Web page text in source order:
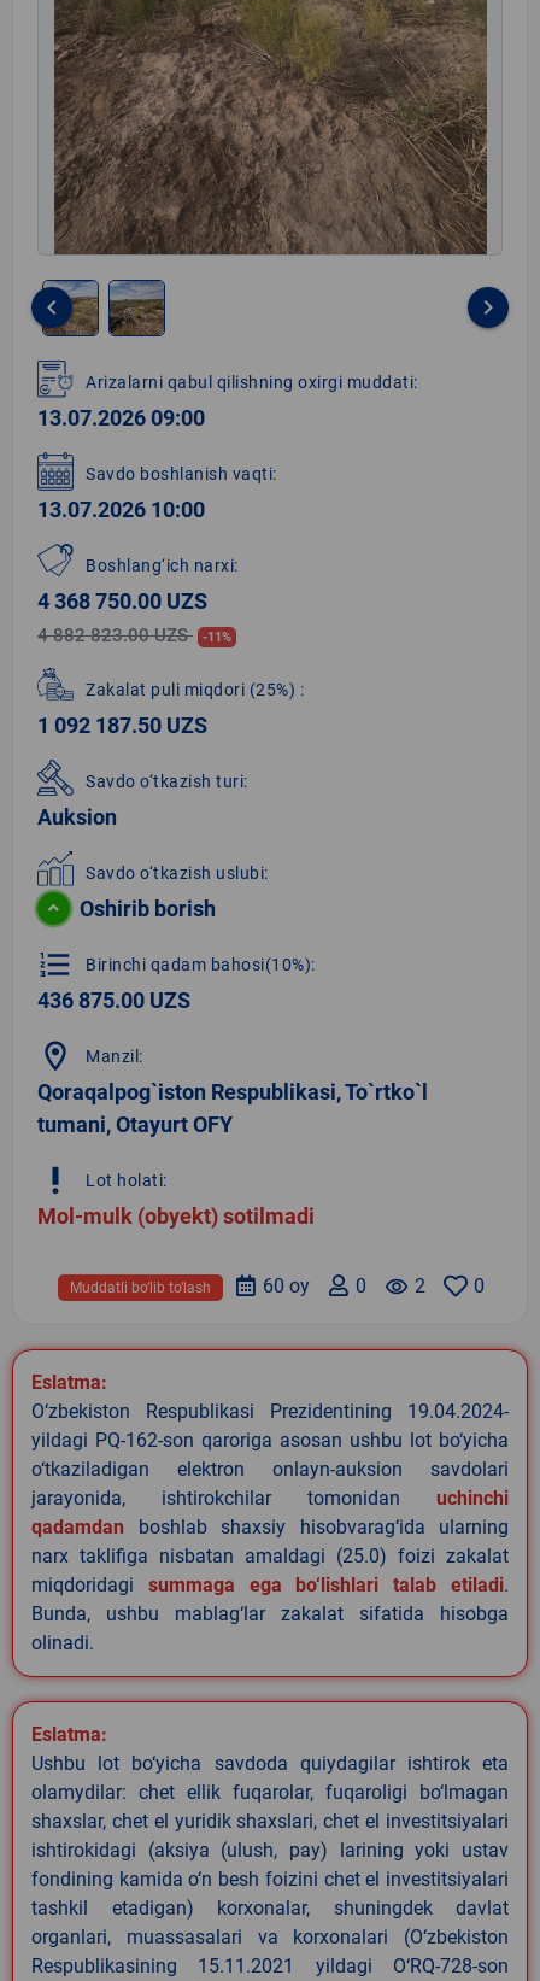
1
of
2
keyboard_arrow_left keyboard_arrow_right
Arizalarni qabul qilishning oxirgi muddati:
13.07.2026 09:00
Savdo boshlanish vaqti:
13.07.2026 10:00
Boshlang‘ich narxi:
4 368 750.00 UZS
4 882 823.00 UZS -11%
Zakalat puli miqdori (25%) :
1 092 187.50 UZS
Savdo o‘tkazish turi:
Auksion
Savdo o‘tkazish uslubi:
Oshirib borish
format_list_numbered Birinchi qadam bahosi(10%):
436 875.00 UZS
location_on Manzil:
Qoraqalpog`iston Respublikasi, To`rtko`l
tumani, Otayurt OFY
priority_high Lot holati:
Mol-mulk (obyekt) sotilmadi
0
remove_red_eye 2
0
60 oy
Muddatli bo‘lib to‘lash
Eslatma:
O‘zbekiston Respublikasi Prezidentining 19.04.2024-
yildagi PQ-162-son qaroriga asosan ushbu lot bo‘yicha
o‘tkaziladigan elektron onlayn-auksion savdolari
jarayonida, ishtirokchilar tomonidan uchinchi
qadamdan boshlab shaxsiy hisobvarag‘ida ularning
narx taklifiga nisbatan amaldagi (25.0) foizi zakalat
miqdoridagi summaga ega bo‘lishlari talab etiladi.
Bunda, ushbu mablag‘lar zakalat sifatida hisobga
olinadi.
Eslatma:
Ushbu lot bo‘yicha savdoda quiydagilar ishtirok eta
olamydilar: chet ellik fuqarolar, fuqaroligi bo‘lmagan
shaxslar, chet el yuridik shaxslari, chet el investitsiyalari
ishtirokidagi (aksiya (ulush, pay) larining yoki ustav
fondining kamida o‘n besh foizini chet el investitsiyalari
tashkil etadigan) korxonalar, shuningdek davlat
organlari, muassasalari va korxonalari (O‘zbekiston
Respublikasining 15.11.2021 yildagi O‘RQ-728-son